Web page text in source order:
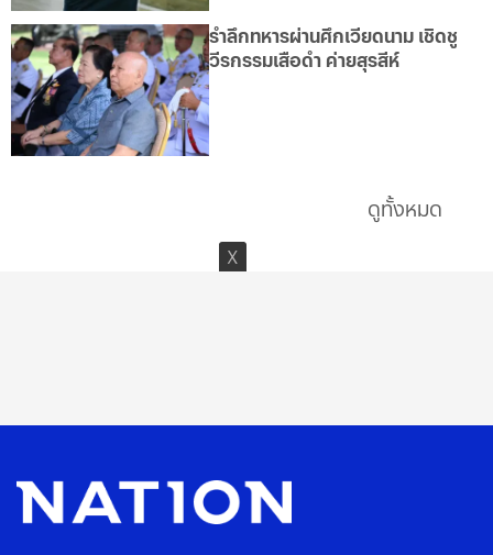
รำลึกทหารผ่านศึกเวียดนาม เชิดชู
วีรกรรมเสือดำ ค่ายสุรสีห์
ดูทั้งหมด